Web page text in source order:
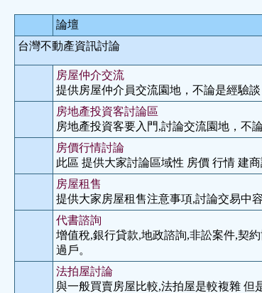
論壇
台灣不動產資訊討論
房屋仲介交流
提供房屋仲介員交流園地，不論是經驗
房地產投資客討論區
房地產投資客要入門,討論交流園地，不
房價行情討論
此區 提供大家討論區域性 房價 行情 建商
房屋租售
提供大家房屋租售注意事項,討論交易中
代書諮詢
增值稅,銀行貸款,地政諮詢,非訟案件,契
過戶。
法拍屋討論
與一般買賣房屋比較,法拍屋是較複雜 但